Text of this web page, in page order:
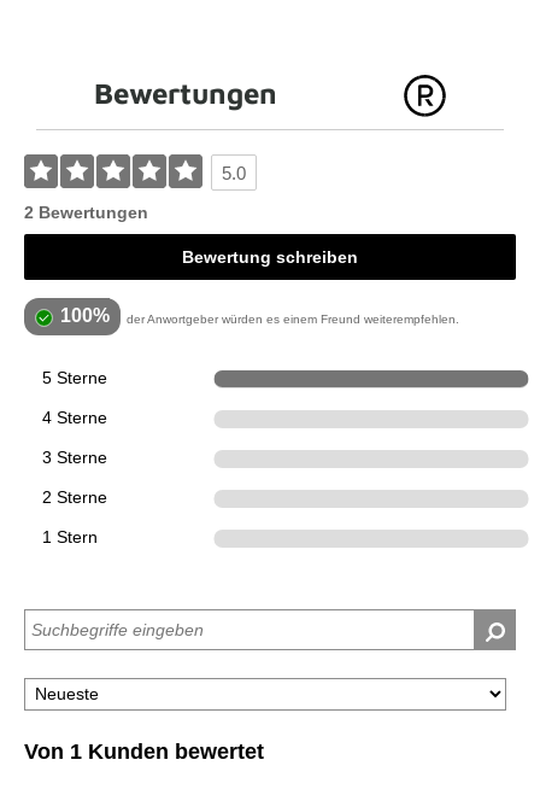
Bewertungen
5.0
2 Bewertungen
Bewertung schreiben
100% der Anwortgeber würden es einem Freund weiterempfehlen.
5 Sterne
4 Sterne
3 Sterne
2 Sterne
1 Stern
Von 1 Kunden bewertet